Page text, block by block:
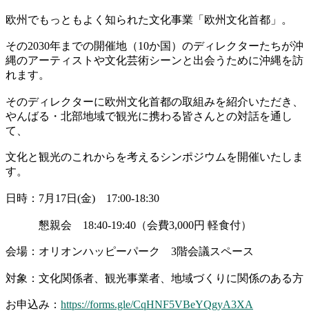
欧州でもっともよく知られた文化事業「欧州文化首都」。
その2030年までの開催地（10か国）のディレクターたちが沖
縄のアーティストや文化芸術シーンと出会うために沖縄を訪
れます。
そのディレクターに欧州文化首都の取組みを紹介いただき、
やんばる・北部地域で観光に携わる皆さんとの対話を通し
て、
文化と観光のこれからを考えるシンポジウムを開催いたしま
す。
日時：7月17日(金) 17:00-18:30
懇親会 18:40-19:40（会費3,000円 軽食付）
会場：オリオンハッピーパーク 3階会議スペース
対象：文化関係者、観光事業者、地域づくりに関係のある方
お申込み： https://forms.gle/CqHNF5VBeYQgyA3XA